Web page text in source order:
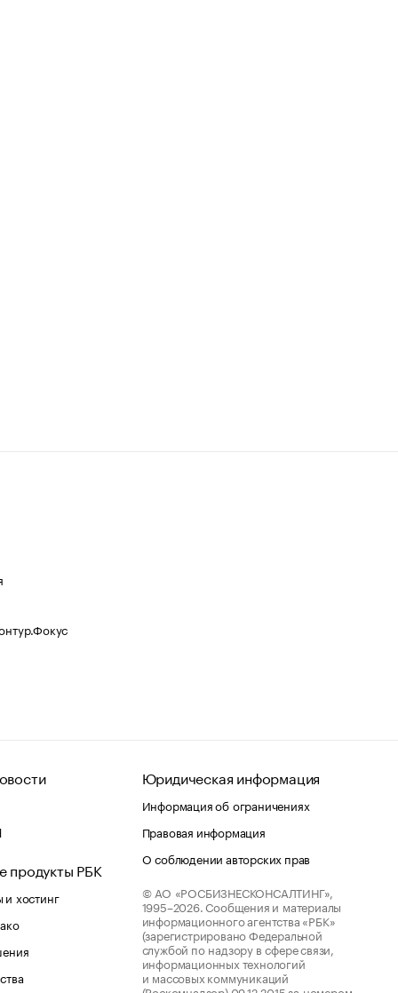
продукты РБК
хостинг
Юридическая информация
Информация об ограничениях
Правовая информация
О соблюдении авторских прав
© АО «РОСБИЗНЕСКОНСАЛТИНГ»,
1995–2026. Сообщения и материалы
информационного агентства «РБК»
(зарегистрировано Федеральной
службой по надзору в сфере связи,
информационных технологий
и массовых коммуникаций